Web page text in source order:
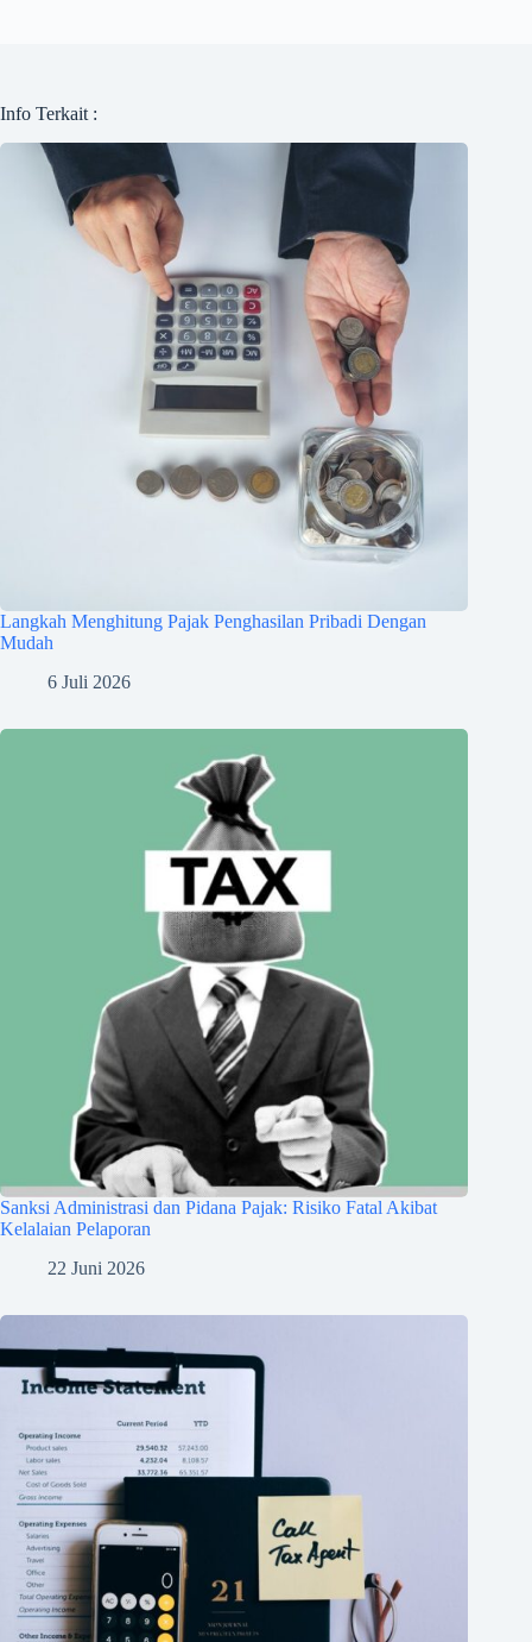
Info Terkait :
Langkah Menghitung Pajak Penghasilan Pribadi Dengan
Mudah
6 Juli 2026
Sanksi Administrasi dan Pidana Pajak: Risiko Fatal Akibat
Kelalaian Pelaporan
22 Juni 2026